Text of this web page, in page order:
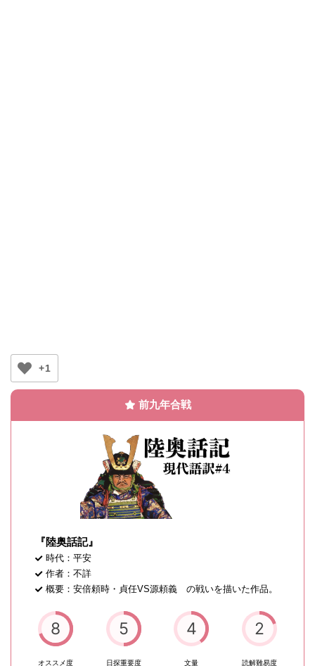
+1
前九年合戦
『陸奥話記』
時代：平安
作者：不詳
概要：安倍頼時・貞任VS源頼義 の戦いを描いた作品。
8
オススメ度
5
日探重要度
4
文量
2
読解難易度